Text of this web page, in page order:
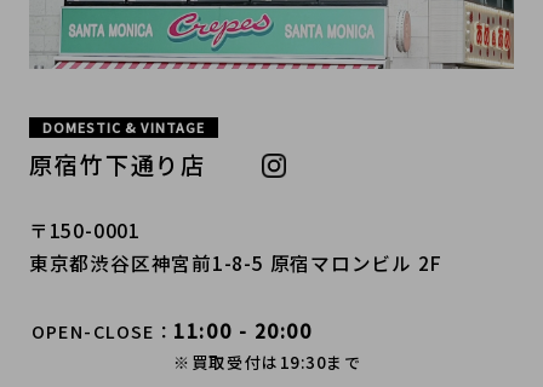
DOMESTIC & VINTAGE
原宿竹下通り店
〒150-0001
東京都渋谷区神宮前1-8-5 原宿マロンビル 2F
OPEN-CLOSE 11:00 - 20:00
※買取受付は19:30まで